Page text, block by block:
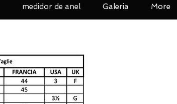
medidor de anel Galeria More